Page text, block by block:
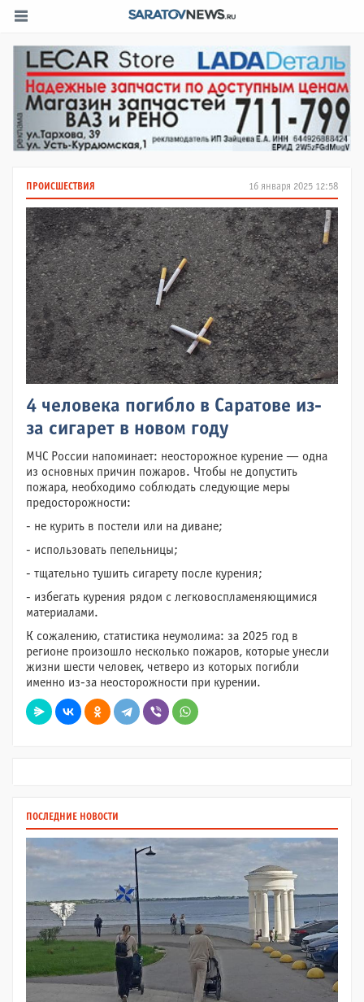
16 января 2025 12:58
ПРОИСШЕСТВИЯ
4 человека погибло в Саратове из-
за сигарет в новом году
МЧС России напоминает: неосторожное курение — одна
из основных причин пожаров. Чтобы не допустить
пожара, необходимо соблюдать следующие меры
предосторожности:
- не курить в постели или на диване;
- использовать пепельницы;
- тщательно тушить сигарету после курения;
- избегать курения рядом с легковоспламеняющимися
материалами.
К сожалению, статистика неумолима: за 2025 год в
регионе произошло несколько пожаров, которые унесли
жизни шести человек, четверо из которых погибли
именно из-за неосторожности при курении.
ПОСЛЕДНИЕ НОВОСТИ